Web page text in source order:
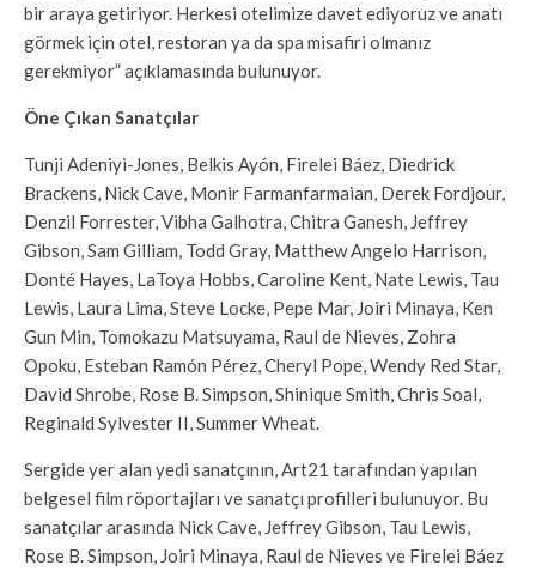
bir araya getiriyor. Herkesi otelimize davet ediyoruz ve anatı
görmek için otel, restoran ya da spa misafiri olmanız
gerekmiyor” açıklamasında bulunuyor.
Öne Çıkan Sanatçılar
Tunji Adeniyi-Jones, Belkis Ayón, Firelei Báez, Diedrick
Brackens, Nick Cave, Monir Farmanfarmaian, Derek Fordjour,
Denzil Forrester, Vibha Galhotra, Chitra Ganesh, Jeffrey
Gibson, Sam Gilliam, Todd Gray, Matthew Angelo Harrison,
Donté Hayes, LaToya Hobbs, Caroline Kent, Nate Lewis, Tau
Lewis, Laura Lima, Steve Locke, Pepe Mar, Joiri Minaya, Ken
Gun Min, Tomokazu Matsuyama, Raul de Nieves, Zohra
Opoku, Esteban Ramón Pérez, Cheryl Pope, Wendy Red Star,
David Shrobe, Rose B. Simpson, Shinique Smith, Chris Soal,
Reginald Sylvester II, Summer Wheat.
Sergide yer alan yedi sanatçının, Art21 tarafından yapılan
belgesel film röportajları ve sanatçı profilleri bulunuyor. Bu
sanatçılar arasında Nick Cave, Jeffrey Gibson, Tau Lewis,
Rose B. Simpson, Joiri Minaya, Raul de Nieves ve Firelei Báez